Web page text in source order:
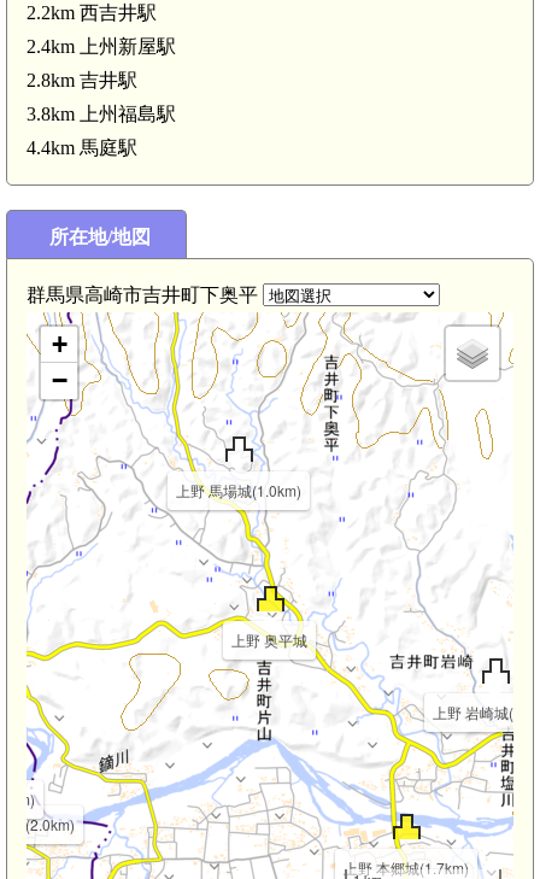
2.2km 西吉井駅
2.4km 上州新屋駅
2.8km 吉井駅
3.8km 上州福島駅
4.4km 馬庭駅
所在地/地図
群馬県高崎市吉井町下奥平
上野 奥平城
上野 馬場城(1.0km)
上野 岩崎城
上野 本郷城(1.7km)
城(2.0km)
+
−